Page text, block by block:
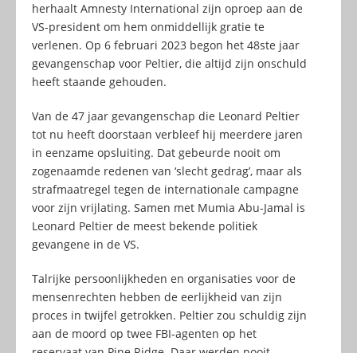
herhaalt Amnesty International zijn oproep aan de
VS-president om hem onmiddellijk gratie te
verlenen. Op 6 februari 2023 begon het 48ste jaar
gevangenschap voor Peltier, die altijd zijn onschuld
heeft staande gehouden.
Van de 47 jaar gevangenschap die Leonard Peltier
tot nu heeft doorstaan verbleef hij meerdere jaren
in eenzame opsluiting. Dat gebeurde nooit om
zogenaamde redenen van ‘slecht gedrag’, maar als
strafmaatregel tegen de internationale campagne
voor zijn vrijlating. Samen met Mumia Abu-Jamal is
Leonard Peltier de meest bekende politiek
gevangene in de VS.
Talrijke persoonlijkheden en organisaties voor de
mensenrechten hebben de eerlijkheid van zijn
proces in twijfel getrokken. Peltier zou schuldig zijn
aan de moord op twee FBI-agenten op het